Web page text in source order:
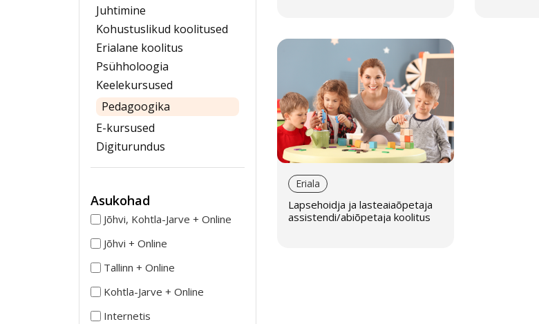
Juhtimine
Kohustuslikud koolitused
Erialane koolitus
Psühholoogia
Keelekursused
Pedagoogika
E-kursused
Digiturundus
Asukohad
Jõhvi, Kohtla-Jarve + Online
Jõhvi + Online
Tallinn + Online
Kohtla-Jarve + Online
Internetis
Eriala
Lapsehoidja ja lasteaiaõpetaja
assistendi/abiõpetaj­­a koolitus